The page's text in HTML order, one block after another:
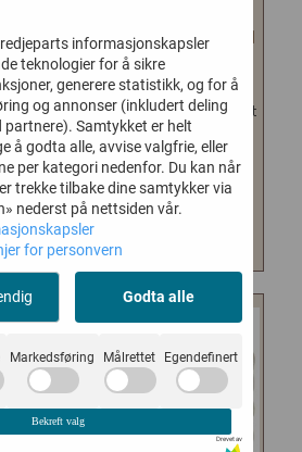
i rattan
LES CHOSES SIMPLES MULTI
REN
1 liter i PET flaske som kan
resirkuleres. For er perfekt rent
og pent hus!...
289,-
KJØP
informasjonskapsler
teknologier for å sikre
generere statistikk, og for å
og annonser (inkludert deling
Samtykket er helt
å godta alle, avvise valgfrie, eller
per kategori nedenfor. Du kan når
trekke tilbake dine samtykker via
nederst på nettsiden vår.
for personvern
Godta alle
Markedsføring Målrettet Egendefinert
Bekreft valg
Drevet av